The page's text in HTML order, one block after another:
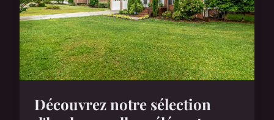
Découvrez notre sélection